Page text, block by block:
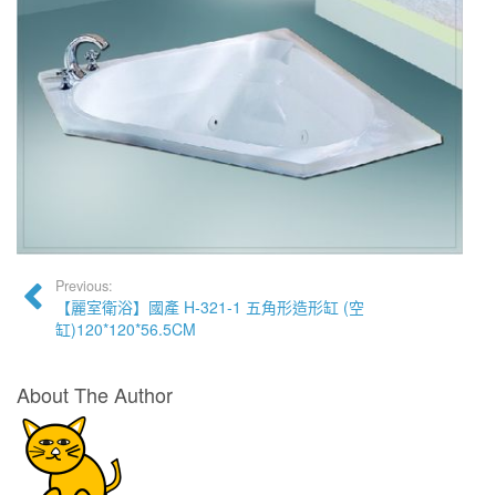
Previous:
【麗室衛浴】國產 H-321-1 五角形造形缸 (空
缸)120*120*56.5CM
About The Author